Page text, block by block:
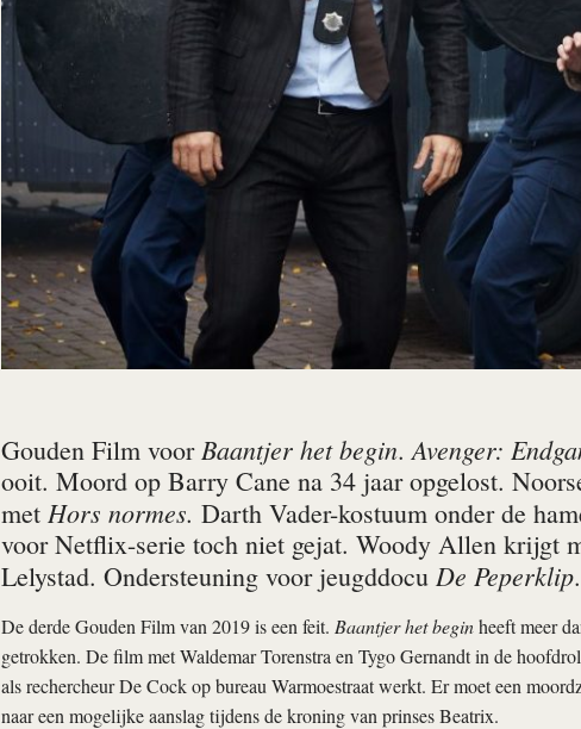
Gouden Film voor Baantjer het begin. Avenger:
ooit. Moord op Barry Cane na 34 jaar opgelost.
met Hors normes. Darth Vader-kostuum onder de
voor Netflix-serie toch niet gejat. Woody Allen krijgt
Lelystad. Ondersteuning voor jeugddocu De Peperklip.
De derde Gouden Film van 2019 is een feit. Baantjer het beginheeft meer
getrokken. De film met Waldemar Torenstra en Tygo Gernandt in de
als rechercheur De Cock op bureau Warmoestraat werkt. Er moet een
naar een mogelijke aanslag tijdens de kroning van prinses Beatrix.